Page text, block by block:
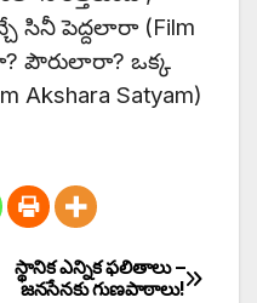
సినీ పెద్దలారా (Film
పౌరులారా? ఒక్క
Satyam)
స్థానిక ఎన్నిక ఫలితాలు –
జనసేనకు గుణపాఠాలు!